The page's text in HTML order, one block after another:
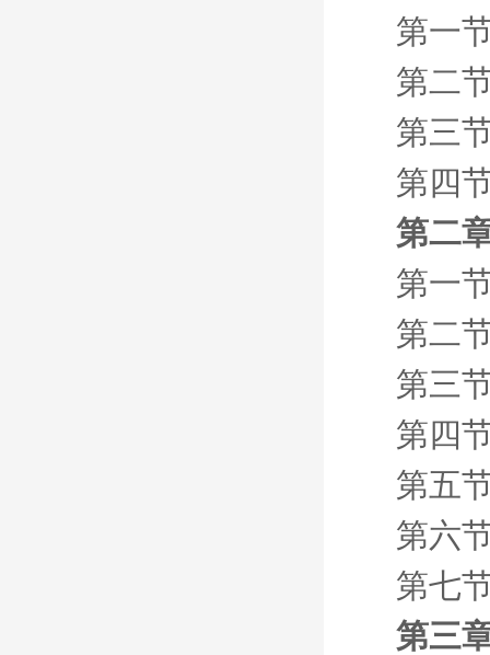
第一
第二
第三
第四
第二
第一
第二
第三
第四
第五
第六
第七
第三